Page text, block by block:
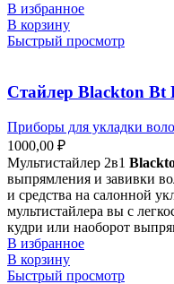
В избранное
В корзину
Быстрый просмотр
Стайлер Blackton Bt
Приборы для укладки
1000,00 ₽
Мультистайлер 2в1
выпрямления и завивки
и средства на салонной
мультистайлера вы с
кудри или наоборот
В избранное
В корзину
Быстрый просмотр